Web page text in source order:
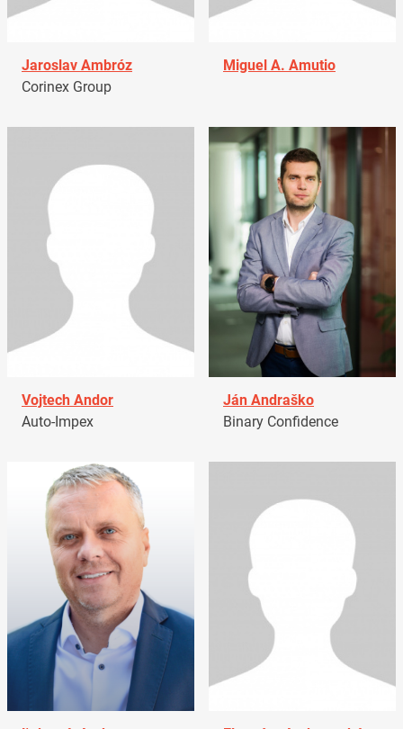
Jaroslav Ambróz
Corinex Group
Miguel A. Amutio
Vojtech Andor
Auto-Impex
Ján Andraško
Binary Confidence